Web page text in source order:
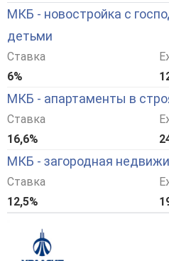
МКБ - новостройка с
детьми
Ставка
6%
МКБ - апартаменты в
Ставка
16,6%
МКБ - загородная
Ставка
12,5%